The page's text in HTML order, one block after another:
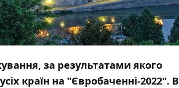
за результатами якого
країн на "Євробаченні-2022". В